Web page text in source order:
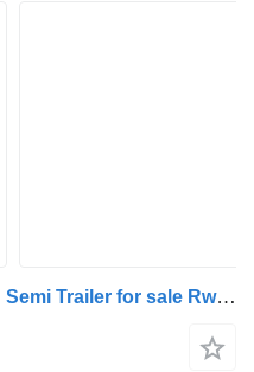
ZW-Trailer 3 Axle 40ft Flatbed Semi Trailer for sale Rwanda